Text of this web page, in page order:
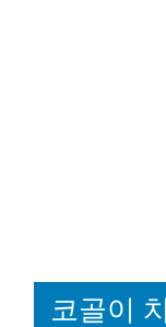
코골이